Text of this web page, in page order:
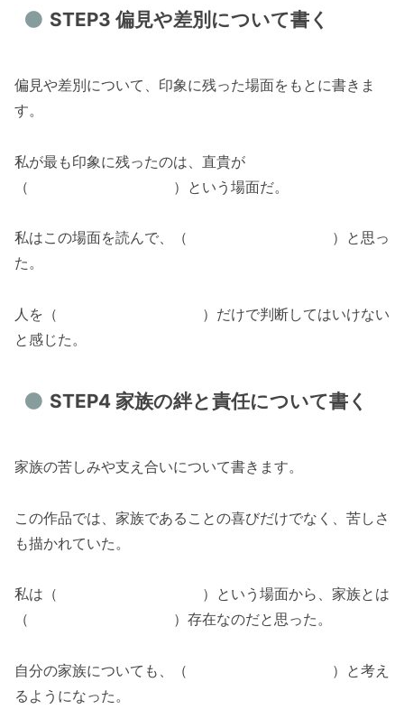
STEP3 偏見や差別について書く
偏見や差別について、印象に残った場面をもとに書きま
す。
私が最も印象に残ったのは、直貴が
（ ）という場面だ。
私はこの場面を読んで、（ ）と思っ
た。
人を（ ）だけで判断してはいけない
と感じた。
STEP4 家族の絆と責任について書く
家族の苦しみや支え合いについて書きます。
この作品では、家族であることの喜びだけでなく、苦しさ
も描かれていた。
私は（ ）という場面から、家族とは
（ ）存在なのだと思った。
自分の家族についても、（ ）と考え
るようになった。